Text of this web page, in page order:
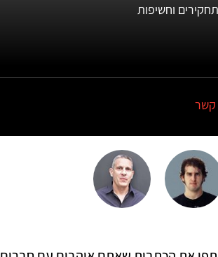
תחקירים וחשיפות
קשר